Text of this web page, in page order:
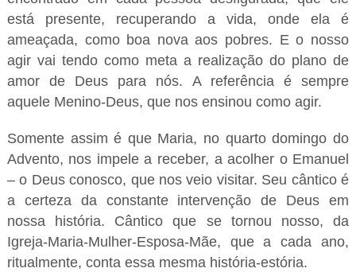
está presente, recuperando a vida, onde ela é
ameaçada, como boa nova aos pobres. E o nosso
agir vai tendo como meta a realização do plano de
amor de Deus para nós. A referência é sempre
aquele Menino-Deus, que nos ensinou como agir.
Somente assim é que Maria, no quarto domingo do
Advento, nos impele a receber, a acolher o Emanuel
– o Deus conosco, que nos veio visitar. Seu cântico é
a certeza da constante intervenção de Deus em
nossa história. Cântico que se tornou nosso, da
Igreja-Maria-Mulher-Esposa-Mãe, que a cada ano,
ritualmente, conta essa mesma história-estória.